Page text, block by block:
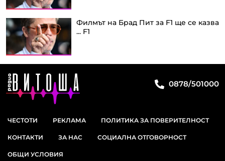
Филмът на Брад Пит за F1 ще се казва
... F1
0878/501000
ЧЕСТОТИ РЕКЛАМА ПОЛИТИКА ЗА ПОВЕРИТЕЛНОСТ
КОНТАКТИ ЗА НАС СОЦИАЛНА ОТГОВОРНОСТ
ОБЩИ УСЛОВИЯ